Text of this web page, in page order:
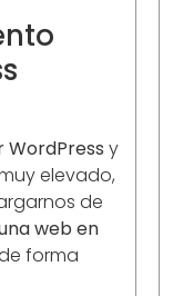
WordPress y
elevado,
de
web en
forma